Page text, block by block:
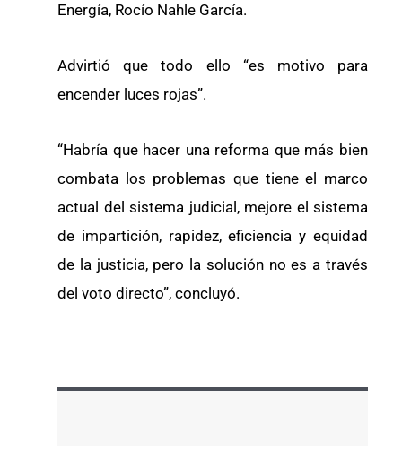
Energía, Rocío Nahle García.
Advirtió que todo ello “es motivo para
encender luces rojas”.
“Habría que hacer una reforma que más bien
combata los problemas que tiene el marco
actual del sistema judicial, mejore el sistema
de impartición, rapidez, eficiencia y equidad
de la justicia, pero la solución no es a través
del voto directo”, concluyó.